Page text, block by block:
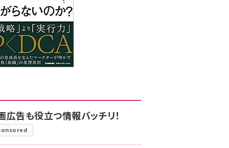
8月7日 10:00
広告も役立つ情報バッチリ！